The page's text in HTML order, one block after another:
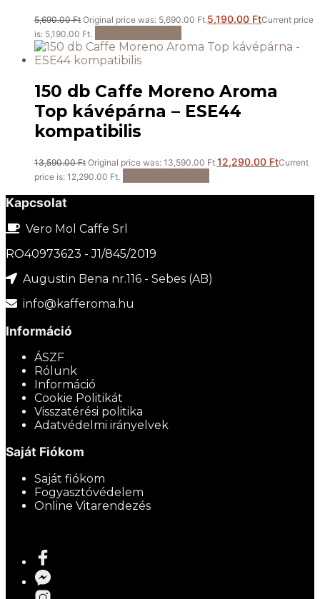
5,690.00Ft Original price was: 5,690.00 Ft.5,190.00 FtCurrent price
is: 5,190.00 Ft.
150 db Caffe Moreno Aroma
Top kávépárna – ESE44
kompatibilis
13,590.00Ft Original price was: 13,590.00 Ft.12,290.00 FtCurrent
price is: 12,290.00 Ft.
Kapcsolat
Vero Mol Caffe Srl
RO40973623 - J1/845/2019
Augustin Bena nr.116 - Sebes (AB)
info@kafferoma.hu
Információ
ÁSZF
Rólunk
Információ
Cookie Politikát
Visszatérési politika
Adatvédelmi irányelvek
Saját Fiókom
Saját fiókom
Fogyasztóvédelem
Online Vitarendezés